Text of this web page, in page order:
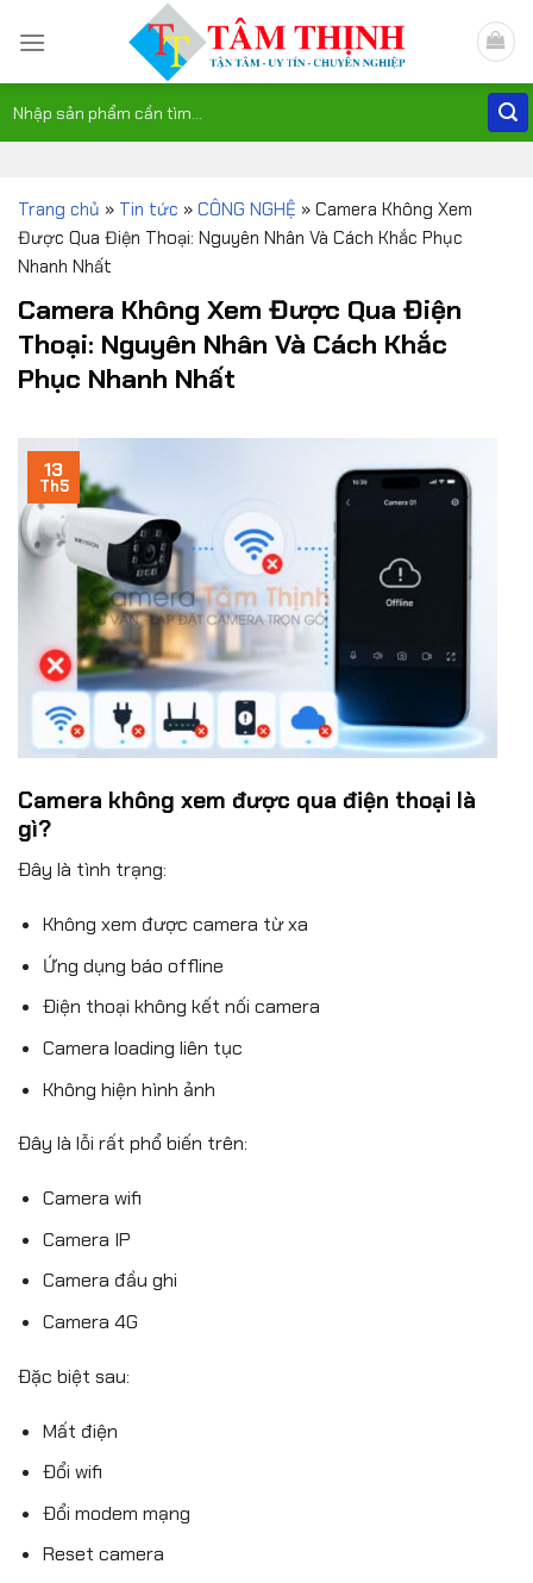
kiếm:
Trang chủ » Tin tức » CÔNG NGHỆ » Camera Không Xem
Được Qua Điện Thoại: Nguyên Nhân Và Cách Khắc Phục
Nhanh Nhất
Camera Không Xem Được Qua Điện
Thoại: Nguyên Nhân Và Cách Khắc
Phục Nhanh Nhất
13
Th5
Camera không xem được qua điện thoại là
gì?
Đây là tình trạng:
Không xem được camera từ xa
Ứng dụng báo offline
Điện thoại không kết nối camera
Camera loading liên tục
Không hiện hình ảnh
Đây là lỗi rất phổ biến trên:
Camera wifi
Camera IP
Camera đầu ghi
Camera 4G
Đặc biệt sau:
Mất điện
Đổi wifi
Đổi modem mạng
Reset camera